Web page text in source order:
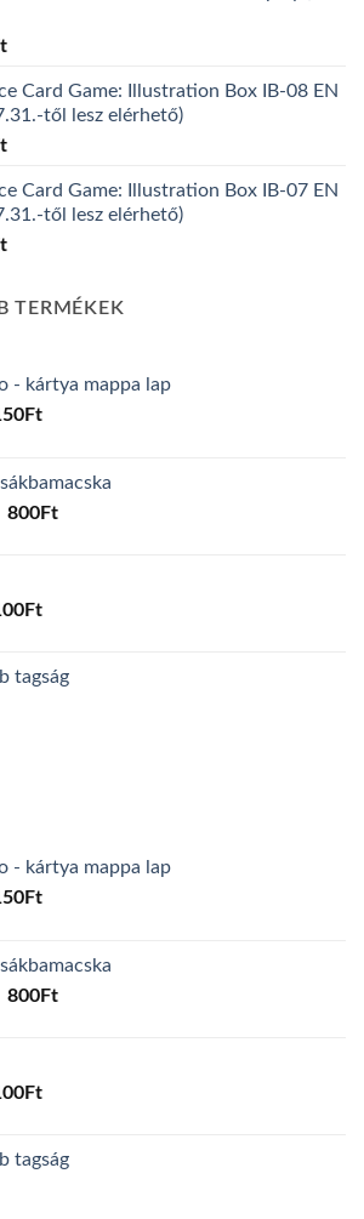
Card Game: Illustration Box IB-08 EN
től lesz elérhető)
Card Game: Illustration Box IB-07 EN
től lesz elérhető)
TERMÉKEK
- kártya mappa lap
FtCurrent
150Ft.
Original
800FtCurrent
FtCurrent
100Ft.
tagság
- kártya mappa lap
FtCurrent
150Ft.
Original
800FtCurrent
FtCurrent
100Ft.
tagság